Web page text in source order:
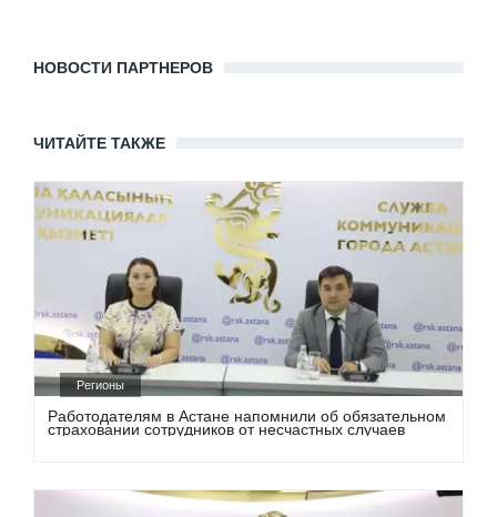
НОВОСТИ ПАРТНЕРОВ
ЧИТАЙТЕ ТАКЖЕ
Регионы
Работодателям в Астане напомнили об обязательном
страховании сотрудников от несчастных случаев